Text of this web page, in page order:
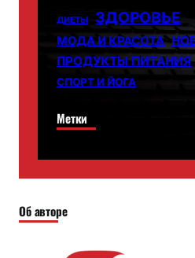
ДИЕТЫ ЗДОРОВЬЕ
МОДА И КРАСОТА
ПРОДУКТЫ ПИТАНИЯ
СПОРТ И ЙОГА
Метки
Об авторе